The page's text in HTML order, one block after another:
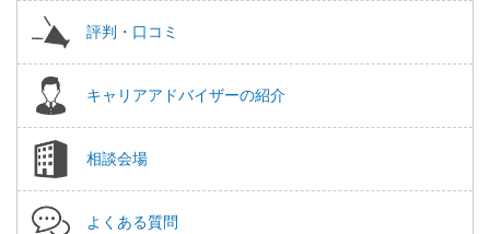
評判・口コミ
キャリアアドバイザーの紹介
相談会場
よくある質問